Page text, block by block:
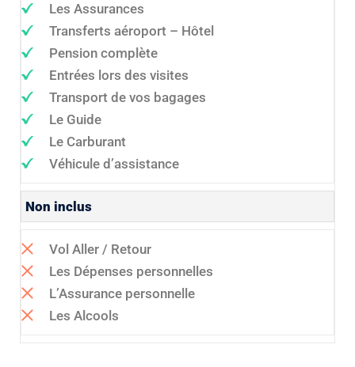
Les Assurances
Transferts aéroport – Hôtel
Pension complète
Entrées lors des visites
Transport de vos bagages
Le Guide
Le Carburant
Véhicule d’assistance
Non inclus
Vol Aller / Retour
Les Dépenses personnelles
L’Assurance personnelle
Les Alcools